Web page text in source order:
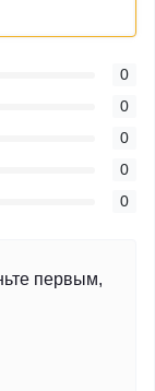
0
0
0
0
0
первым,